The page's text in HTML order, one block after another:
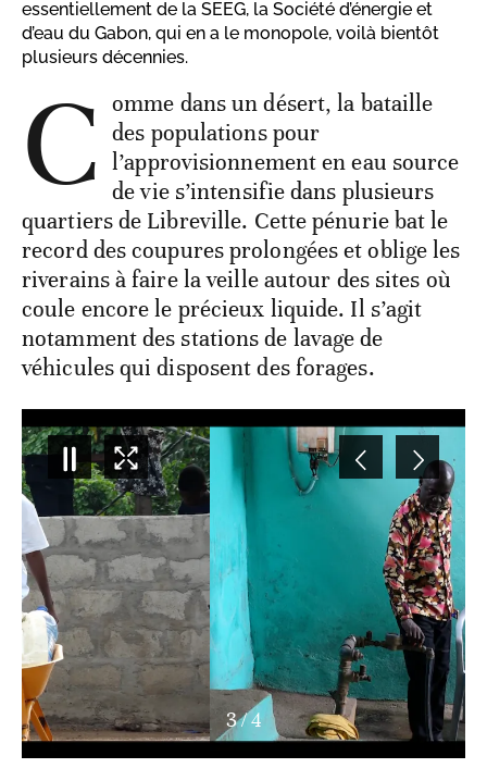
essentiellement de la SEEG, la Société d’énergie et
d’eau du Gabon, qui en a le monopole, voilà bientôt
plusieurs décennies.
C omme dans un désert, la bataille
des populations pour
l’approvisionnement en eau source
de vie s’intensifie dans plusieurs
quartiers de Libreville. Cette pénurie bat le
record des coupures prolongées et oblige les
riverains à faire la veille autour des sites où
coule encore le précieux liquide. Il s’agit
notamment des stations de lavage de
véhicules qui disposent des forages.
3/4